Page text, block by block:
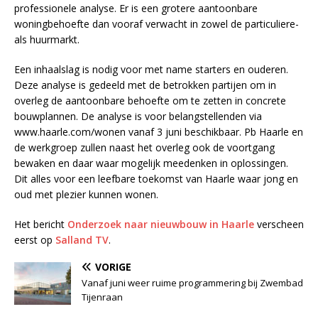
professionele analyse. Er is een grotere aantoonbare
woningbehoefte dan vooraf verwacht in zowel de particuliere-
als huurmarkt.
Een inhaalslag is nodig voor met name starters en ouderen.
Deze analyse is gedeeld met de betrokken partijen om in
overleg de aantoonbare behoefte om te zetten in concrete
bouwplannen. De analyse is voor belangstellenden via
www.haarle.com/wonen vanaf 3 juni beschikbaar. Pb Haarle en
de werkgroep zullen naast het overleg ook de voortgang
bewaken en daar waar mogelijk meedenken in oplossingen.
Dit alles voor een leefbare toekomst van Haarle waar jong en
oud met plezier kunnen wonen.
Het bericht Onderzoek naar nieuwbouw in Haarle verscheen
eerst op Salland TV.
VORIGE
Vanaf juni weer ruime programmering bij Zwembad
Tijenraan